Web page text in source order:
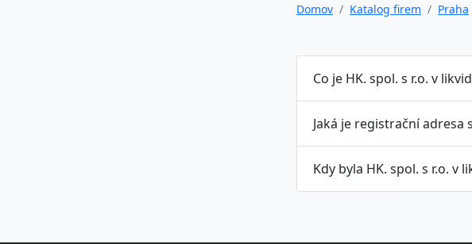
Domov
Katalog firem Praha
Co je HK. spol. s r.o. v
Jaká je registrační adresa
Kdy byla HK. spol. s r.o.